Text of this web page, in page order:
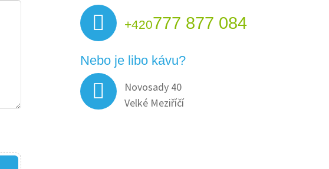
+420777 877 084
Nebo je libo kávu?
Novosady 40
Velké Meziříčí